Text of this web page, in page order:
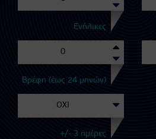
Ενήλικες
Βρέφη (έως 24 μηνών)
+/- 3 ημέρες